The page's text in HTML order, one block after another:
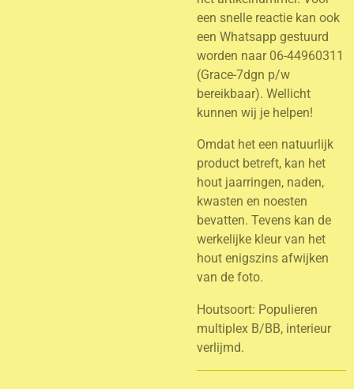
een snelle reactie kan ook
een Whatsapp gestuurd
worden naar 06-44960311
(Grace-7dgn p/w
bereikbaar). Wellicht
kunnen wij je helpen!
Omdat het een natuurlijk
product betreft, kan het
hout jaarringen, naden,
kwasten en noesten
bevatten. Tevens kan de
werkelijke kleur van het
hout enigszins afwijken
van de foto.
Houtsoort: Populieren
multiplex B/BB, interieur
verlijmd.